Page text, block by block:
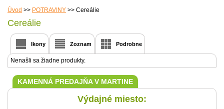
Úvod >> POTRAVINY >> Cereálie
Cereálie
Ikony Zoznam Podrobne
Nenašli sa žiadne produkty.
KAMENNÁ PREDAJŇA V MARTINE
Výdajné miesto: